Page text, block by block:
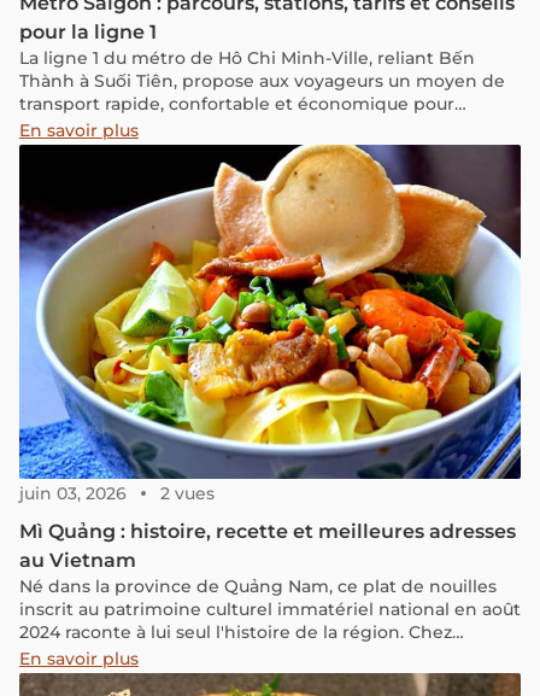
pour la ligne 1
La ligne 1 du métro de Hô Chi Minh-Ville, reliant Bến
Thành à Suối Tiên, propose aux voyageurs un moyen de
transport rapide, confortable et économique pour
explorer la ville. Avec ses 14 stations traversant des
quartiers variés et bien situés, elle améliore l’expérience
de découverte urbaine, tant pour les visiteurs que pour
les habitants. Dans cet article, vous trouverez toutes les
informations essentielles pour bien l’utiliser : arrêts, tarifs,
fonctionnement, et conseils pratiques.
En savoir plus
juin 03, 2026 2 vues
Mì Quảng : histoire, recette et meilleures adresses
au Vietnam
Né dans la province de Quảng Nam, ce plat de nouilles
inscrit au patrimoine culturel immatériel national en août
2024 raconte à lui seul l'histoire de la région. Chez
Vietnam Découverte, nous avons arpenté les ruelles de
Da Nang et de Hội An pour vous livrer tous les secrets de
En savoir plus